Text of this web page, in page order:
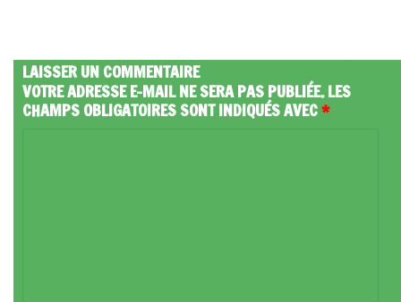
LAISSER UN COMMENTAIRE
VOTRE ADRESSE E-MAIL NE SERA PAS PUBLIÉE.LES
CHAMPS OBLIGATOIRES SONT INDIQUÉS AVEC*